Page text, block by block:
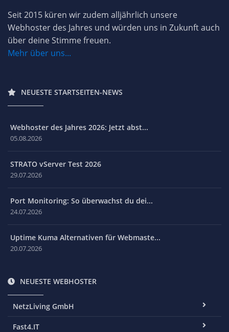
Seit 2015 küren wir zudem alljährlich unsere
Webhoster des Jahres und würden uns in Zukunft auch
über deine Stimme freuen.
Mehr über uns...
NEUESTE STARTSEITEN-NEWS
Webhoster des Jahres 2026: Jetzt abst...
05.08.2026
STRATO vServer Test 2026
29.07.2026
Port Monitoring: So überwachst du dei...
24.07.2026
Uptime Kuma Alternativen für Webmaste...
20.07.2026
NEUESTE WEBHOSTER
NetzLiving GmbH
Fast4.IT